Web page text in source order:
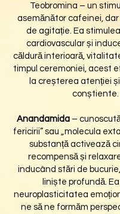
Teobromina – un
asemănător cafeinei,
de agitație. Ea
cardiovascular și
căldură interioară,
timpul ceremoniei, acest
la creșterea atenției
conștiente.
Anandamida–
fericirii” sau „molecula
substanță activează
recompensă și
inducând stări de
liniște profundă.
neuroplasticitatea
ne să ne formăm